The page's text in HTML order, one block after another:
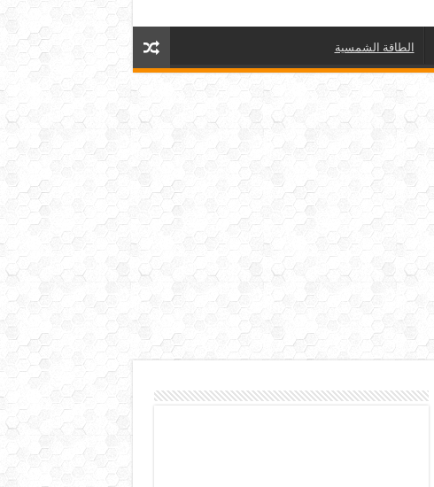
الطاقة الشمسية